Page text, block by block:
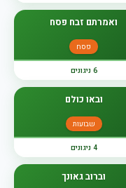
ואמרתם זבח פסח
פסח
6 ניגונים
ובאו כולם
שבועות
4 ניגונים
וברוב גאונך